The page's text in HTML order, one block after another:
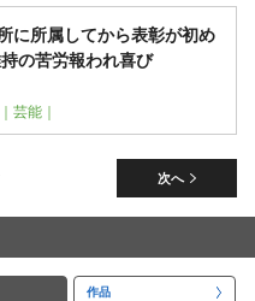
に所属してから表彰が初め
の苦労報われ喜び
｜芸能｜
次へ
作品